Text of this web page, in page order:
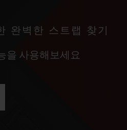
완벽한 스트랩 찾기
을 사용해보세요